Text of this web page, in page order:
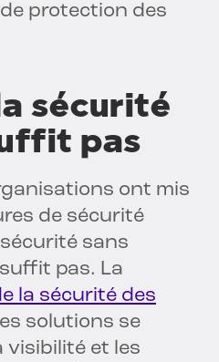
protection des
sécurité
pas
ont mis
de sécurité
sans
pas. La
la sécurité des
solutions se
visibilité et les